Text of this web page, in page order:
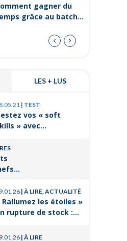
gagner du
grâce au batch
LES + LUS
| TEST
vos « soft
» avec
| À LIRE, ACTUALITÉ
Rallumez les étoiles »
rupture de stock :
Lebreton dès
| À LIRE